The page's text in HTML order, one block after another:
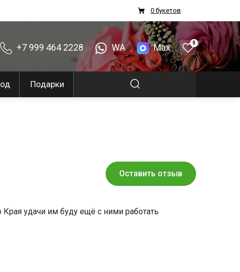
0 букетов
+7 999 464 2228 WA Max 0
Подарки
Оставить отзыв
удачи им буду ещё с ними работать